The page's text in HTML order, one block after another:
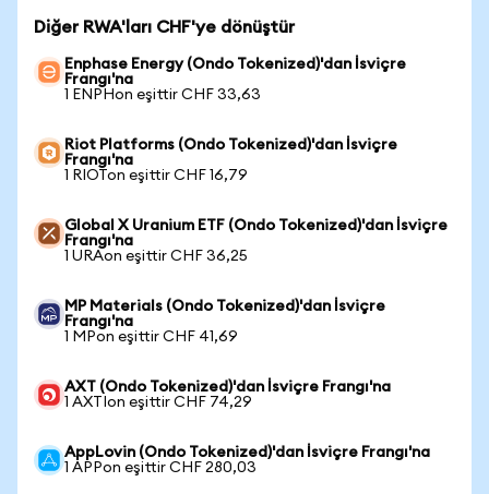
Diğer RWA'ları CHF'ye dönüştür
Enphase Energy (Ondo Tokenized)'dan İsviçre
Frangı'na
1 ENPHon eşittir CHF 33,63
Riot Platforms (Ondo Tokenized)'dan İsviçre
Frangı'na
1 RIOTon eşittir CHF 16,79
Global X Uranium ETF (Ondo Tokenized)'dan İsviçre
Frangı'na
1 URAon eşittir CHF 36,25
MP Materials (Ondo Tokenized)'dan İsviçre
Frangı'na
1 MPon eşittir CHF 41,69
AXT (Ondo Tokenized)'dan İsviçre Frangı'na
1 AXTIon eşittir CHF 74,29
AppLovin (Ondo Tokenized)'dan İsviçre Frangı'na
1 APPon eşittir CHF 280,03